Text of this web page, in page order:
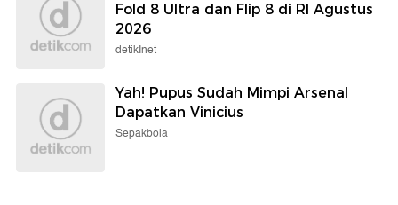
Fold 8 Ultra dan Flip 8 di RI Agustus
2026
detikInet
Yah! Pupus Sudah Mimpi Arsenal
Dapatkan Vinicius
Sepakbola